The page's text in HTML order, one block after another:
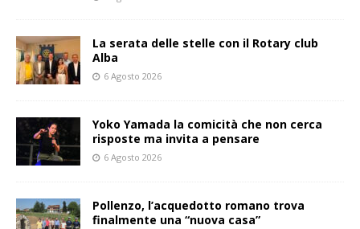
La serata delle stelle con il Rotary club
Alba
6 Agosto 2026
Yoko Yamada la comicità che non cerca
risposte ma invita a pensare
6 Agosto 2026
Pollenzo, l’acquedotto romano trova
finalmente una “nuova casa”